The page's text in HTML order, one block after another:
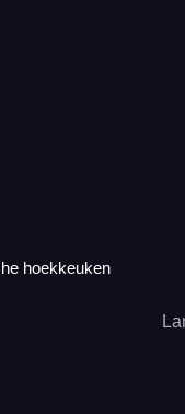
hoekkeuken